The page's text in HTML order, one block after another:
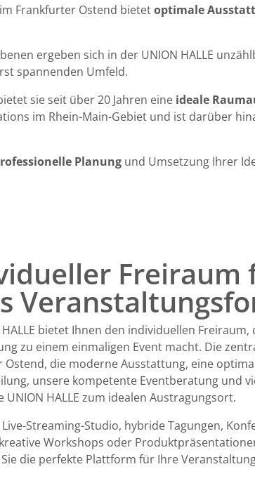
im Frankfurter Ostend bietetoptimale
ergeben sich in der UNION HALLE
spannenden Umfeld.
sie seit über 20 Jahren eine ideale
im Rhein-Main-Gebiet und ist darüber
Planung und Umsetzung Ihrer
Freiraum
HALLE bietet Ihnen den individuellen Freiraum,
zu einem einmaligen Event macht. Die
Ostend, die moderne Ausstattung, eine
unsere kompetente Eventberatung und
UNION HALLE zum idealen Austragungsort.
Live-Streaming-Studio, hybride Tagungen,
Workshops oder
die perfekte Plattform für Ihre